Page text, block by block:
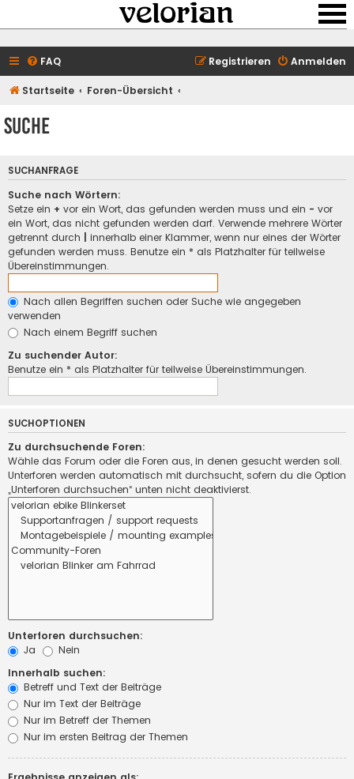
FAQ Anmelden
Registrieren
Startseite Foren-Übersicht
Suche
SUCHANFRAGE
Suche nach Wörtern:
Setze ein + vor ein Wort, das gefunden werden muss und ein - vor
ein Wort, das nicht gefunden werden darf. Verwende mehrere Wörter
getrennt durch
innerhalb einer Klammer, wenn nur eines der Wörter
gefunden werden muss. Benutze ein * als Platzhalter für teilweise
Übereinstimmungen.
Nach allen Begriffen suchen oder Suche wie angegeben
verwenden
Nach einem Begriff suchen
Zu suchender Autor:
Benutze ein * als Platzhalter für teilweise Übereinstimmungen.
SUCHOPTIONEN
Zu durchsuchende Foren:
Wähle das Forum oder die Foren aus, in denen gesucht werden soll.
Unterforen werden automatisch mit durchsucht, sofern du die Option
„Unterforen durchsuchen“ unten nicht deaktivierst.
Unterforen durchsuchen:
Ja
Nein
Innerhalb suchen:
Betreff und Text der Beiträge
Nur im Text der Beiträge
Nur im Betreff der Themen
Nur im ersten Beitrag der Themen